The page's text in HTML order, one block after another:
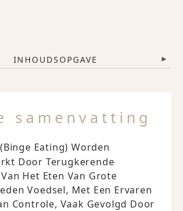
INHOUDSOPGAVE ▾
samenvatting
Eating) Worden
Door Terugkerende
Het Eten Van Grote
Voedsel, Met Een Ervaren
Controle, Vaak Gevolgd Door